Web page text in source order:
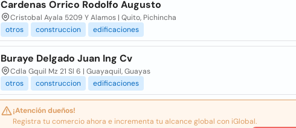
Cardenas Orrico Rodolfo Augusto
Cristobal Ayala 5209 Y Alamos | Quito, Pichincha
otros
construccion edificaciones
Buraye Delgado Juan Ing Cv
Cdla Gquil Mz 21 Sl 6 | Guayaquil, Guayas
otros
construccion edificaciones
¡Atención dueños!
Registra tu comercio ahora e incrementa tu alcance global con iGlobal.